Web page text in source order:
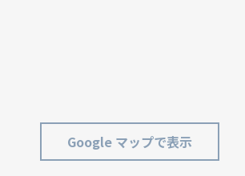
Google マップで表示